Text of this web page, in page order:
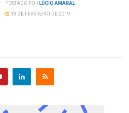
POSTADO POR LÚCIO AMARAL
19 DE FEVEREIRO DE 2019